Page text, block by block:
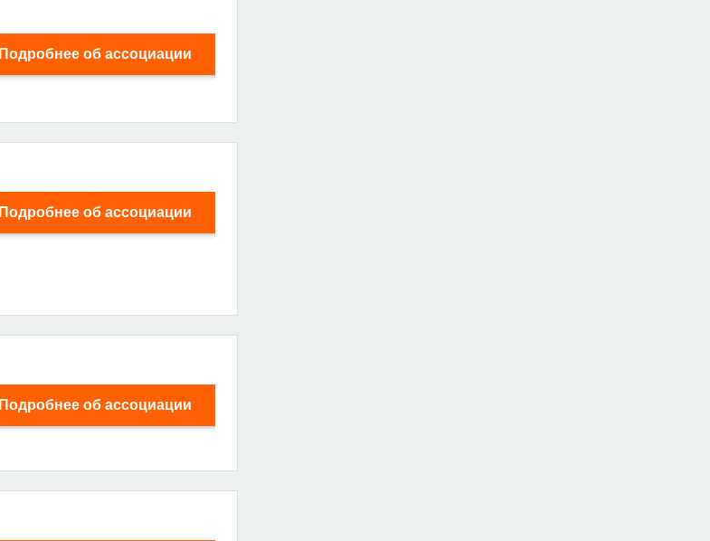
Подробнее об ассоциации
Подробнее об ассоциации
Подробнее об ассоциации